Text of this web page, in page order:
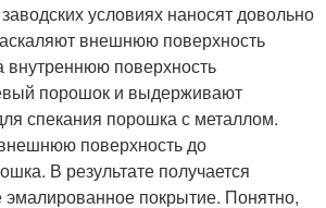
условиях наносят довольно
внешнюю поверхность
внутреннюю поверхность
порошок и выдерживают
спекания порошка с металлом.
поверхность до
В результате получается
эмалированное покрытие. Понятно,